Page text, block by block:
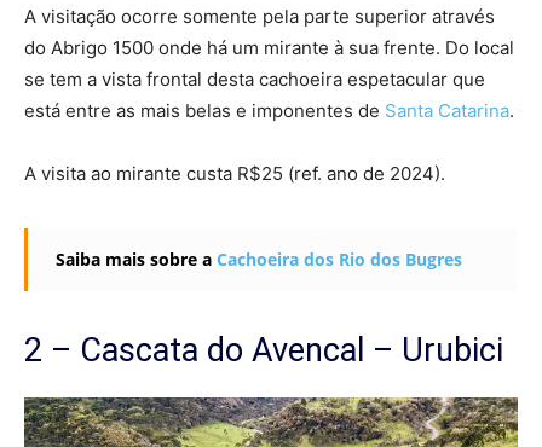
A visitação ocorre somente pela parte superior através
do Abrigo 1500 onde há um mirante à sua frente. Do local
se tem a vista frontal desta cachoeira espetacular que
está entre as mais belas e imponentes de Santa Catarina.
A visita ao mirante custa R$25 (ref. ano de 2024).
Saiba mais sobre a Cachoeira dos Rio dos Bugres
2 – Cascata do Avencal – Urubici